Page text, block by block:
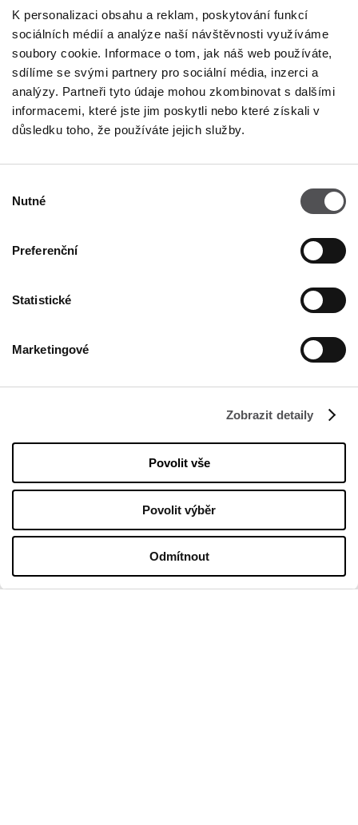
K personalizaci obsahu a reklam, poskytování funkcí
sociálních médií a analýze naší návštěvnosti využíváme
soubory cookie. Informace o tom, jak náš web používáte,
sdílíme se svými partnery pro sociální média, inzerci a
analýzy. Partneři tyto údaje mohou zkombinovat s dalšími
informacemi, které jste jim poskytli nebo které získali v
důsledku toho, že používáte jejich služby.
souhlasu
Nutné
Preferenční
Statistické
Marketingové
Zobrazit detaily
Povolit vše
Povolit výběr
Odmítnout
NEWSLETTER
Staňte se VIP
VLOŽTE SVOU E-MAILOVOU ADRESU
FIRMA
O nás
Zásada ochrany osobních údajů
PROVOZNÍ DOBA
Pondělí
09:00 - 21:00
Úterý
09:00 - 21:00